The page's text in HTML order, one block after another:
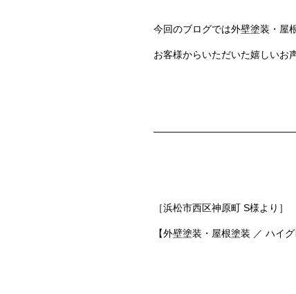
今回のブログでは外壁塗装・屋
お客様からいただいた嬉しいお
［浜松市西区神原町 S様より］
【外壁塗装・屋根塗装 ／ ハイ